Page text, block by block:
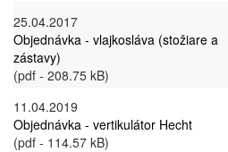
25.04.2017
Objednávka - vlajkosláva (stožiare a
zástavy)
(pdf - 208.75 kB)
11.04.2019
Objednávka - vertikulátor Hecht
(pdf - 114.57 kB)